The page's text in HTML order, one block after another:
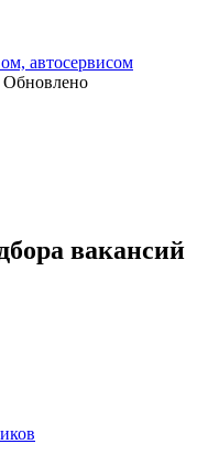
автосервисом
Обновлено
вакансий